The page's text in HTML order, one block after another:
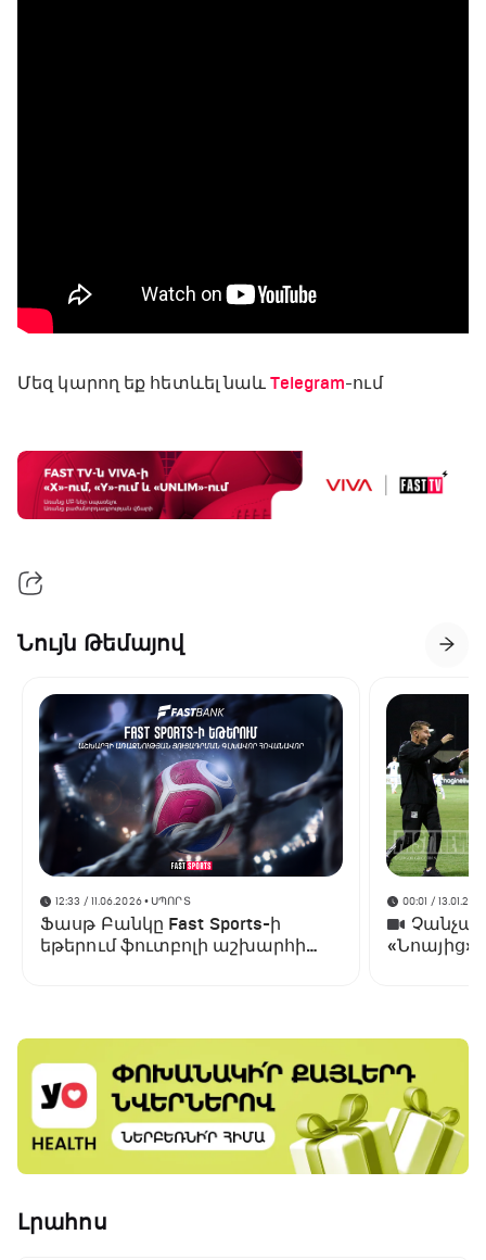
Մեզ կարող եք հետևել նաև Telegram-ում
Նույն Թեմայով
12:33 / 11.06.2026• ՍՊՈՐՏ
Ֆասթ Բանկը Fast Sports-ի
եթերում ֆուտբոլի աշխարհի
00:01 /
«Նոայից»
Լրահոս